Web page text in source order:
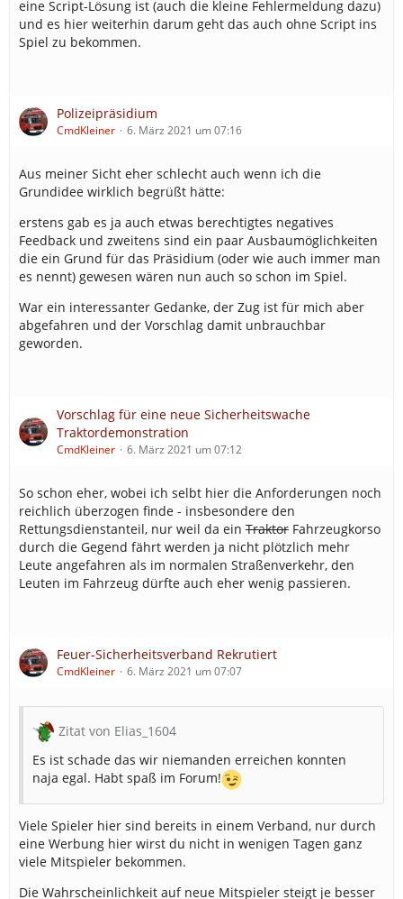
eine Script-Lösung ist (auch die kleine Fehlermeldung dazu)
und es hier weiterhin darum geht das auch ohne Script ins
Spiel zu bekommen.
Polizeipräsidium
CmdKleiner 6. März 2021 um 07:16
Aus meiner Sicht eher schlecht auch wenn ich die
Grundidee wirklich begrüßt hätte:
erstens gab es ja auch etwas berechtigtes negatives
Feedback und zweitens sind ein paar Ausbaumöglichkeiten
die ein Grund für das Präsidium (oder wie auch immer man
es nennt) gewesen wären nun auch so schon im Spiel.
War ein interessanter Gedanke, der Zug ist für mich aber
abgefahren und der Vorschlag damit unbrauchbar
geworden.
Vorschlag für eine neue Sicherheitswache
Traktordemonstration
CmdKleiner 6. März 2021 um 07:12
So schon eher, wobei ich selbt hier die Anforderungen noch
reichlich überzogen finde - insbesondere den
Rettungsdienstanteil, nur weil da ein Traktor Fahrzeugkorso
durch die Gegend fährt werden ja nicht plötzlich mehr
Leute angefahren als im normalen Straßenverkehr, den
Leuten im Fahrzeug dürfte auch eher wenig passieren.
Feuer-Sicherheitsverband Rekrutiert
CmdKleiner 6. März 2021 um 07:07
Zitat von Elias_1604
Es ist schade das wir niemanden erreichen konnten
naja egal. Habt spaß im Forum!
Viele Spieler hier sind bereits in einem Verband, nur durch
eine Werbung hier wirst du nicht in wenigen Tagen ganz
viele Mitspieler bekommen.
Die Wahrscheinlichkeit auf neue Mitspieler steigt je besser